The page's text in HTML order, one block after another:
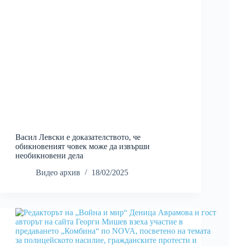
Васил Левски е доказателството, че
обикновеният човек може да извърши
необикновени дела
Видео архив
18/02/2025